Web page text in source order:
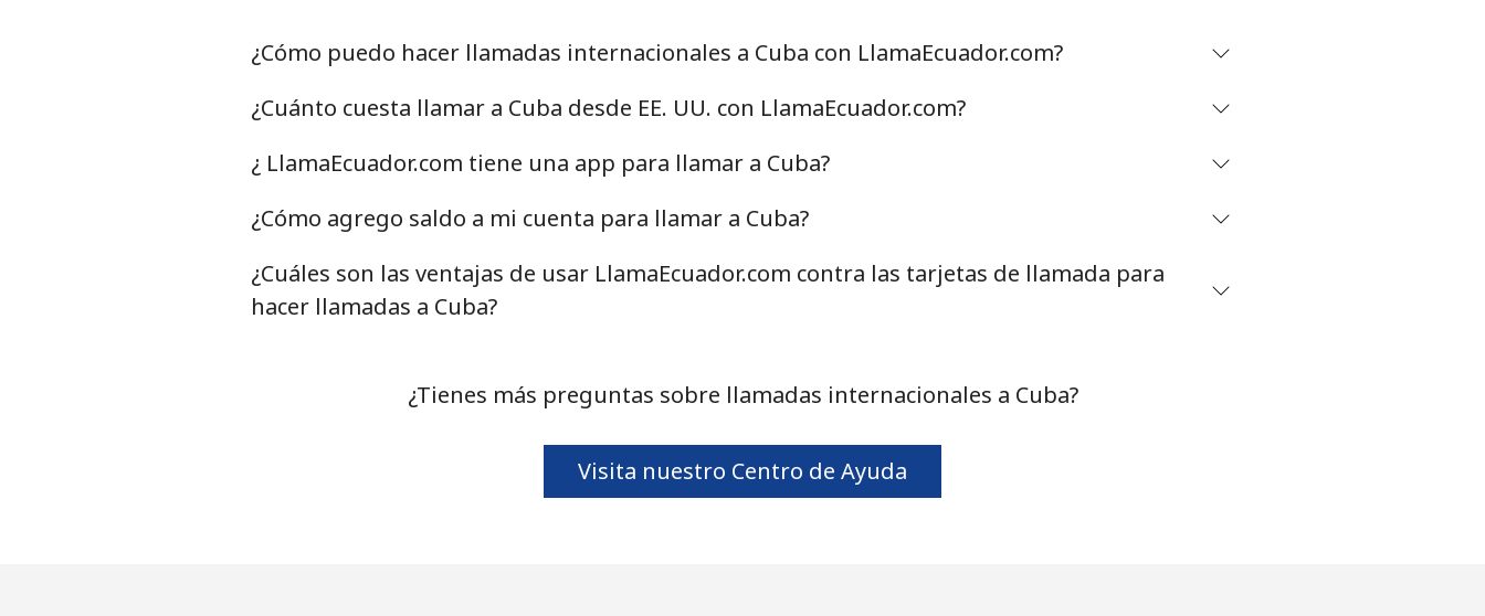
Línea fija ⁦78.9¢⁩ 12 min por ⁦$10⁩
Celular ⁦71.5¢⁩ 13 min por ⁦$10⁩
Chile
Línea fija ⁦4.5¢⁩ 222 min por ⁦$10⁩ -
⁦1.7¢⁩ 588 min por ⁦$10⁩
¿Cómo puedo hacer llamadas internacionales a Cuba con LlamaEcuador.com?
¿Cuánto cuesta llamar a Cuba desde EE. UU. con LlamaEcuador.com?
¿ LlamaEcuador.com tiene una app para llamar a Cuba?
¿Cómo agrego saldo a mi cuenta para llamar a Cuba?
¿Cuáles son las ventajas de usar LlamaEcuador.com contra las tarjetas de llamada para
hacer llamadas a Cuba?
¿Tienes más preguntas sobre llamadas internacionales a Cuba?
Visita nuestro Centro de Ayuda